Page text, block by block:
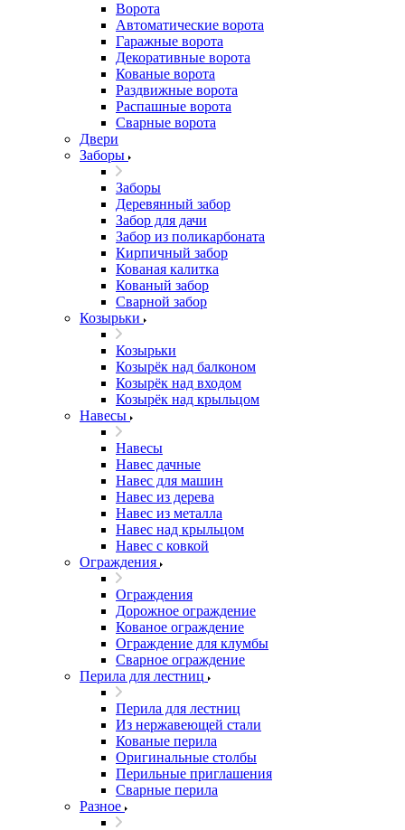
Ворота
Автоматические ворота
Гаражные ворота
Декоративные ворота
Кованые ворота
Раздвижные ворота
Распашные ворота
Сварные ворота
Двери
Заборы
Заборы
Деревянный забор
Забор для дачи
Забор из поликарбоната
Кирпичный забор
Кованая калитка
Кованый забор
Сварной забор
Козырьки
Козырьки
Козырёк над балконом
Козырёк над входом
Козырёк над крыльцом
Навесы
Навесы
Навес дачные
Навес для машин
Навес из дерева
Навес из металла
Навес над крыльцом
Навес с ковкой
Ограждения
Ограждения
Дорожное ограждение
Кованое ограждение
Ограждение для клумбы
Сварное ограждение
Перила для лестниц
Перила для лестниц
Из нержавеющей стали
Кованые перила
Оригинальные столбы
Перильные приглашения
Сварные перила
Разное